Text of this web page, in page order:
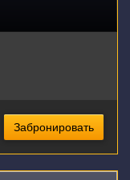
Забронировать